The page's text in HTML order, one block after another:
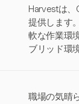
Harvestは
提供します
軟な作業環
ブリッド環
職場の気晴